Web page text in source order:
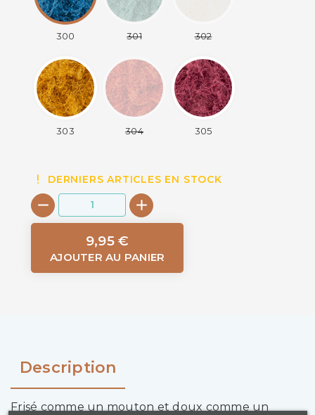
300 301 302
303 304 305
DERNIERS ARTICLES EN STOCK
9,95 €
AJOUTER AU PANIER
Description
Frisé comme un mouton et doux comme un